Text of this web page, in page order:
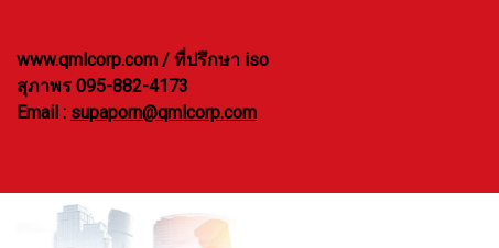
www.qmlcorp.com / ที่ปรึกษา iso
สุภาพร 095-882-4173
Email : supaporn@qmlcorp.com